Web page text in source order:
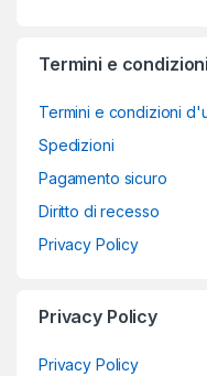
Termini e condizioni
Termini e condizioni
Spedizioni
Pagamento sicuro
Diritto di recesso
Privacy Policy
Privacy Policy
Privacy Policy